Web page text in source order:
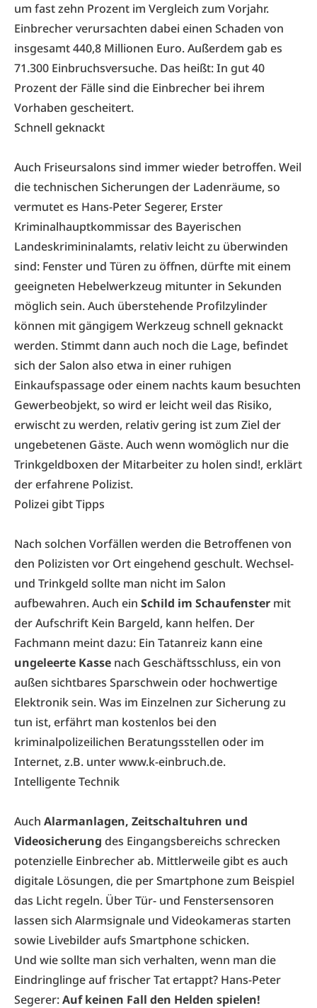
um fast zehn Prozent im Vergleich zum Vorjahr.
Einbrecher verursachten dabei einen Schaden von
insgesamt 440,8 Millionen Euro. Außerdem gab es
71.300 Einbruchsversuche. Das heißt: In gut 40
Prozent der Fälle sind die Einbrecher bei ihrem
Vorhaben gescheitert.
Schnell geknackt
Auch Friseursalons sind immer wieder betroffen. Weil
die technischen Sicherungen der Ladenräume, so
vermutet es Hans-Peter Segerer, Erster
Kriminalhauptkommissar des Bayerischen
Landeskrimininalamts, relativ leicht zu überwinden
sind: Fenster und Türen zu öffnen, dürfte mit einem
geeigneten Hebelwerkzeug mitunter in Sekunden
möglich sein. Auch überstehende Profilzylinder
können mit gängigem Werkzeug schnell geknackt
werden. Stimmt dann auch noch die Lage, befindet
sich der Salon also etwa in einer ruhigen
Einkaufspassage oder einem nachts kaum besuchten
Gewerbeobjekt, so wird er leicht weil das Risiko,
erwischt zu werden, relativ gering ist zum Ziel der
ungebetenen Gäste. Auch wenn womöglich nur die
Trinkgeldboxen der Mitarbeiter zu holen sind!, erklärt
der erfahrene Polizist.
Polizei gibt Tipps
Nach solchen Vorfällen werden die Betroffenen von
den Polizisten vor Ort eingehend geschult. Wechsel-
und Trinkgeld sollte man nicht im Salon
aufbewahren. Auch ein Schild im Schaufenster mit
der Aufschrift Kein Bargeld, kann helfen. Der
Fachmann meint dazu: Ein Tatanreiz kann eine
ungeleerte Kasse nach Geschäftsschluss, ein von
außen sichtbares Sparschwein oder hochwertige
Elektronik sein. Was im Einzelnen zur Sicherung zu
tun ist, erfährt man kostenlos bei den
kriminalpolizeilichen Beratungsstellen oder im
Internet, z.B. unterwww.k-einbruch.de.
Intelligente Technik
Auch Alarmanlagen, Zeitschaltuhren und
Videosicherung des Eingangsbereichs schrecken
potenzielle Einbrecher ab. Mittlerweile gibt es auch
digitale Lösungen, die per Smartphone zum Beispiel
das Licht regeln. Über Tür- und Fenstersensoren
lassen sich Alarmsignale und Videokameras starten
sowie Livebilder aufs Smartphone schicken.
Und wie sollte man sich verhalten, wenn man die
Eindringlinge auf frischer Tat ertappt? Hans-Peter
Segerer:Auf keinen Fall den Helden spielen!